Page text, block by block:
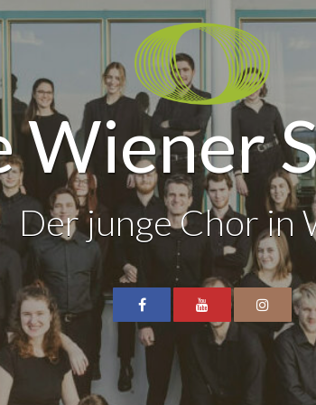
Wiener
Der junge Chor in